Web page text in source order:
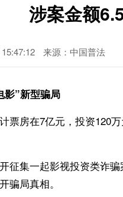
涉案金额
来源：中国普法
影”新型骗局
票房在7亿元，投资120
征集一起影视投资类诈
骗局真相。